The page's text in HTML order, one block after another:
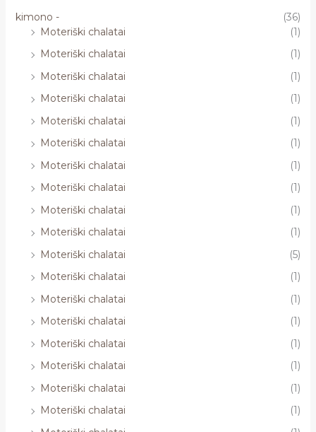
kimono -
(36)
Moteriški chalatai
(1)
Moteriški chalatai
(1)
Moteriški chalatai
(1)
Moteriški chalatai
(1)
Moteriški chalatai
(1)
Moteriški chalatai
(1)
Moteriški chalatai
(1)
Moteriški chalatai
(1)
Moteriški chalatai
(1)
Moteriški chalatai
(1)
Moteriški chalatai
(5)
Moteriški chalatai
(1)
Moteriški chalatai
(1)
Moteriški chalatai
(1)
Moteriški chalatai
(1)
Moteriški chalatai
(1)
Moteriški chalatai
(1)
Moteriški chalatai
(1)